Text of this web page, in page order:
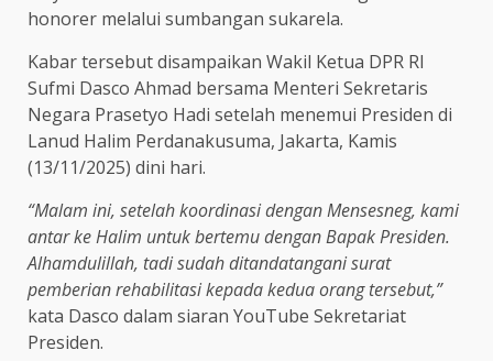
honorer melalui sumbangan sukarela.
Kabar tersebut disampaikan Wakil Ketua DPR RI
Sufmi Dasco Ahmad bersama Menteri Sekretaris
Negara Prasetyo Hadi setelah menemui Presiden di
Lanud Halim Perdanakusuma, Jakarta, Kamis
(13/11/2025) dini hari.
“Malam ini, setelah koordinasi dengan Mensesneg, kami
antar ke Halim untuk bertemu dengan Bapak Presiden.
Alhamdulillah, tadi sudah ditandatangani surat
pemberian rehabilitasi kepada kedua orang tersebut,”
kata Dasco dalam siaran YouTube Sekretariat
Presiden.